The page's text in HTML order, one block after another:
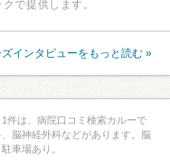
で提供します。
ズインタビューをもっと読む »
件は、病院口コミ検索カルーで
脳神経外科などがあります。脳
車場あり。